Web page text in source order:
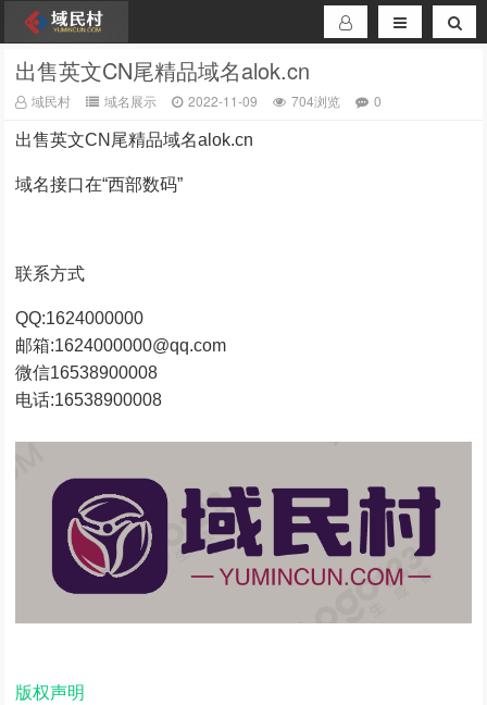
出售英文CN尾精品域名alok.cn
域民村 域名展示 2022-11-09 704浏览 0
出售英文CN尾精品域名alok.cn
域名接口在“西部数码”
联系方式
QQ:1624000000
邮箱:1624000000@qq.com
微信16538900008
电话:16538900008
版权声明